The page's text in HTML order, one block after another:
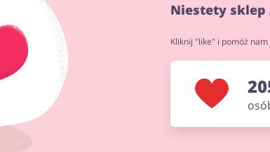
Niestety sklep
Kliknij "like" i pomóż